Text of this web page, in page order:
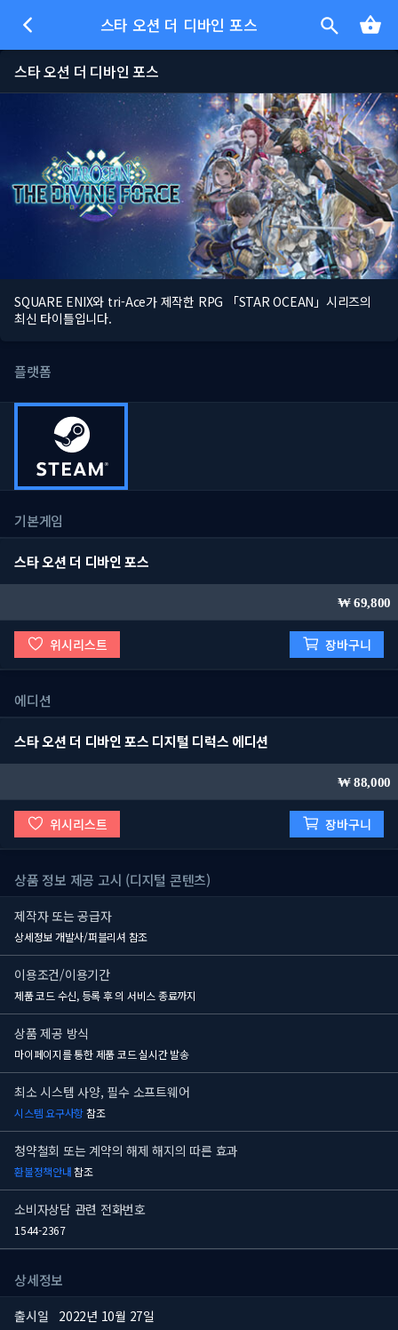
스타 오션 더 디바인 포스
스타 오션 더 디바인 포스
SQUARE ENIX와 tri-Ace가 제작한 RPG 「STAR OCEAN」시리즈의
최신 타이틀입니다.
플랫폼
기본게임
스타 오션 더 디바인 포스
69,800
위시리스트 장바구니
에디션
스타 오션 더 디바인 포스 디지털 디럭스 에디션
88,000
위시리스트 장바구니
상품 정보 제공 고시 (디지털 콘텐츠)
제작자 또는 공급자
상세정보 개발사/퍼블리셔 참조
이용조건/이용기간
제품 코드 수신, 등록 후의 서비스 종료까지
상품 제공 방식
마이페이지를 통한 제품 코드 실시간 발송
최소 시스템 사양, 필수 소프트웨어
시스템 요구사항참조
청약철회 또는 계약의 해제 해지의 따른 효과
환불정책안내참조
소비자상담 관련 전화번호
1544-2367
상세정보
출시일 2022년 10월 27일